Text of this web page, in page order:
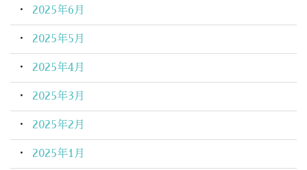
2025年6月
2025年5月
2025年4月
2025年3月
2025年2月
2025年1月